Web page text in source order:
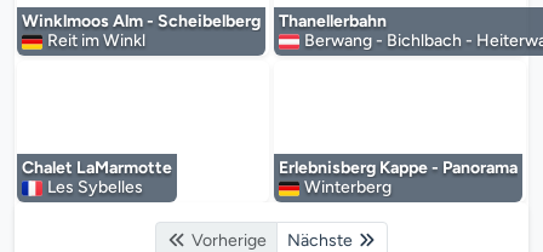
Winklmoos Alm - Scheibelberg
Reit im Winkl
Thanellerbahn
Berwang - Bichlbach -
Chalet LaMarmotte
Les Sybelles
Erlebnisberg Kappe - Panorama
Winterberg
Vorherige Nächste